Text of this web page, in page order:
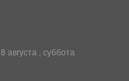
8 августа , суббота